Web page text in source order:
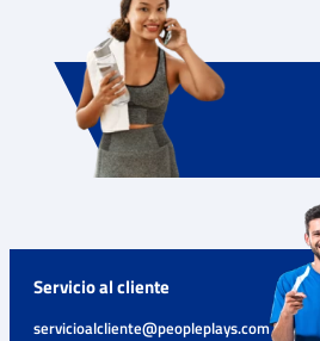
Servicio al cliente
servicioalcliente@peopleplays.com